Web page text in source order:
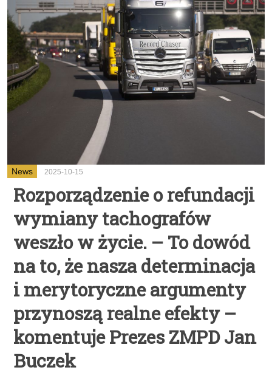
News 2025-10-15
Rozporządzenie o refundacji
wymiany tachografów
weszło w życie. – To dowód
na to, że nasza determinacja
i merytoryczne argumenty
przynoszą realne efekty –
komentuje Prezes ZMPD Jan
Buczek